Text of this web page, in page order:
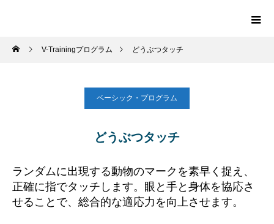
V-Trainingプログラム どうぶつタッチ
ベーシック・プログラム
どうぶつタッチ
ランダムに出現する動物のマークを素早く捉え、
正確に指でタッチします。 眼と手と身体を協応さ
せることで、総合的な適応力を向上させます。